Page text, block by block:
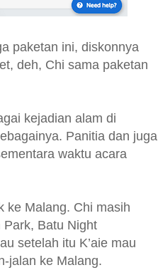
paketan ini, diskonnya
deh, Chi sama paketan
kejadian alam di
Panitia dan juga
waktu acara
ke Malang. Chi masih
Park, Batu Night
setelah itu K’aie mau
jalan ke Malang.